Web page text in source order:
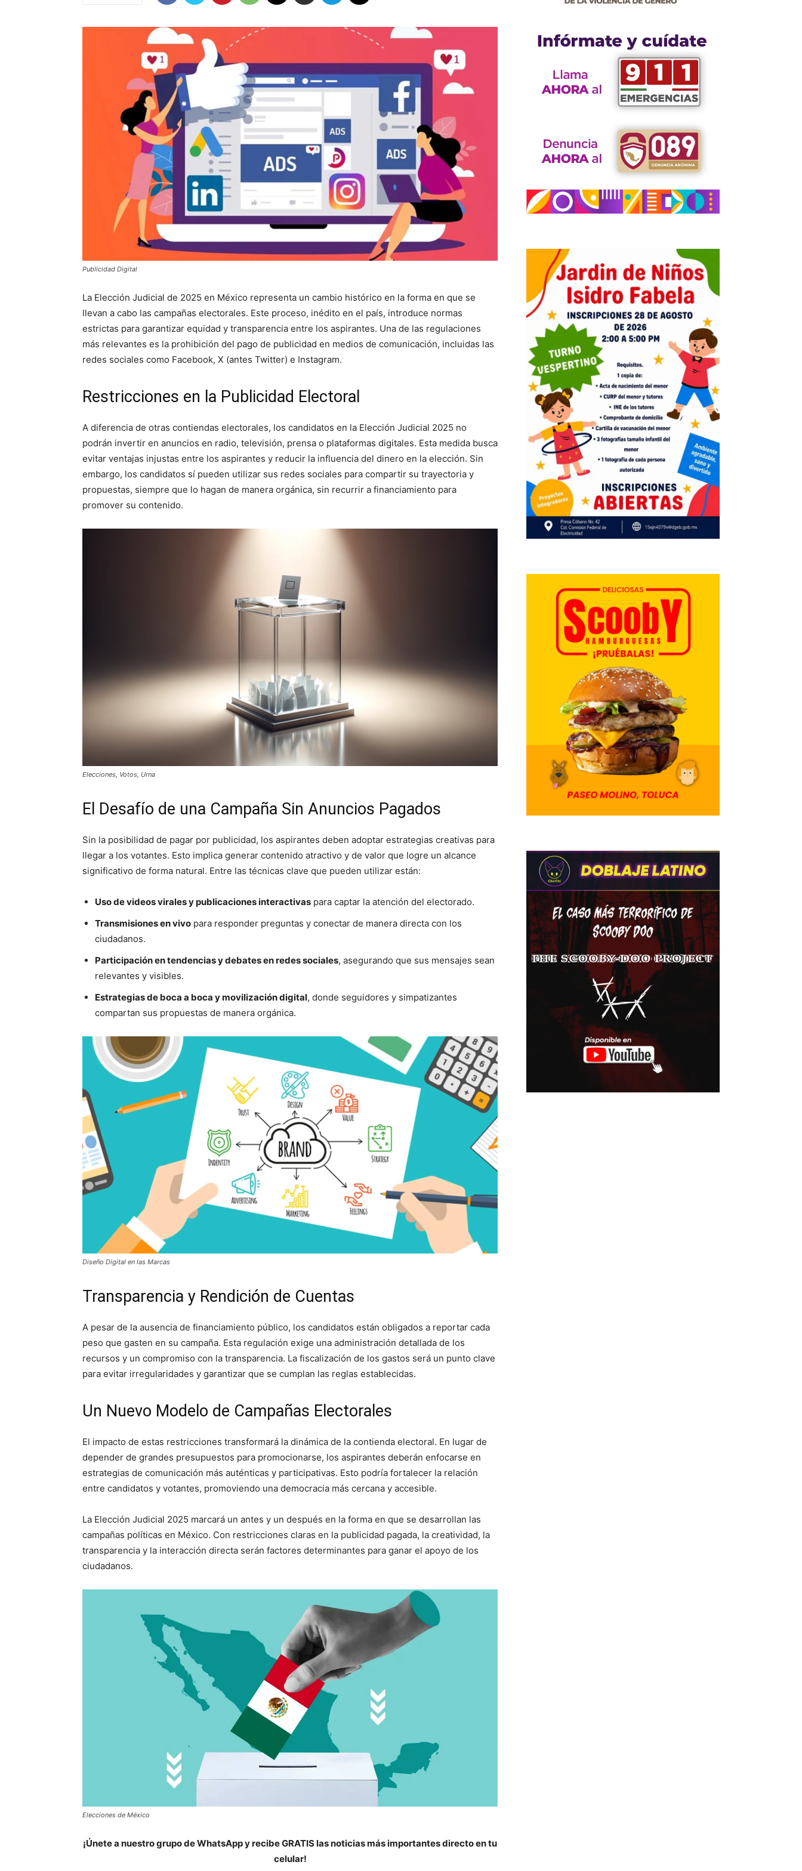
Publicidad Digital
La Elección Judicial de 2025 en México representa un cambio histórico en la forma en que se
llevan a cabo las campañas electorales. Este proceso, inédito en el país, introduce normas
estrictas para garantizar equidad y transparencia entre los aspirantes. Una de las regulaciones
más relevantes es la prohibición del pago de publicidad en medios de comunicación, incluidas las
redes sociales como Facebook, X (antes Twitter) e Instagram.
Restricciones en la Publicidad Electoral
A diferencia de otras contiendas electorales, los candidatos en la Elección Judicial 2025 no
podrán invertir en anuncios en radio, televisión, prensa o plataformas digitales. Esta medida busca
evitar ventajas injustas entre los aspirantes y reducir la influencia del dinero en la elección. Sin
embargo, los candidatos sí pueden utilizar sus redes sociales para compartir su trayectoria y
propuestas, siempre que lo hagan de manera orgánica, sin recurrir a financiamiento para
promover su contenido.
Elecciones, Votos, Urna
El Desafío de una Campaña Sin Anuncios Pagados
Sin la posibilidad de pagar por publicidad, los aspirantes deben adoptar estrategias creativas para
llegar a los votantes. Esto implica generar contenido atractivo y de valor que logre un alcance
significativo de forma natural. Entre las técnicas clave que pueden utilizar están:
Uso de videos virales y publicaciones interactivas para captar la atención del electorado.
Transmisiones en vivo para responder preguntas y conectar de manera directa con los
ciudadanos.
Participación en tendencias y debates en redes sociales, asegurando que sus mensajes sean
relevantes y visibles.
Estrategias de boca a boca y movilización digital, donde seguidores y simpatizantes
compartan sus propuestas de manera orgánica.
Diseño Digital en las Marcas
Transparencia y Rendición de Cuentas
A pesar de la ausencia de financiamiento público, los candidatos están obligados a reportar cada
peso que gasten en su campaña. Esta regulación exige una administración detallada de los
recursos y un compromiso con la transparencia. La fiscalización de los gastos será un punto clave
para evitar irregularidades y garantizar que se cumplan las reglas establecidas.
Un Nuevo Modelo de Campañas Electorales
El impacto de estas restricciones transformará la dinámica de la contienda electoral. En lugar de
depender de grandes presupuestos para promocionarse, los aspirantes deberán enfocarse en
estrategias de comunicación más auténticas y participativas. Esto podría fortalecer la relación
entre candidatos y votantes, promoviendo una democracia más cercana y accesible.
La Elección Judicial 2025 marcará un antes y un después en la forma en que se desarrollan las
campañas políticas en México. Con restricciones claras en la publicidad pagada, la creatividad, la
transparencia y la interacción directa serán factores determinantes para ganar el apoyo de los
ciudadanos.
Elecciones de México
¡Únete a nuestro grupo de WhatsApp y recibe GRATIS las noticias más importantes directo en tu
celular!